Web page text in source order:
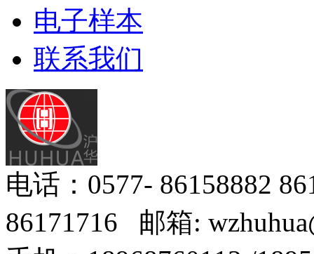
电子样本
联系我们
电话：0577- 86158882
86171716 邮箱: